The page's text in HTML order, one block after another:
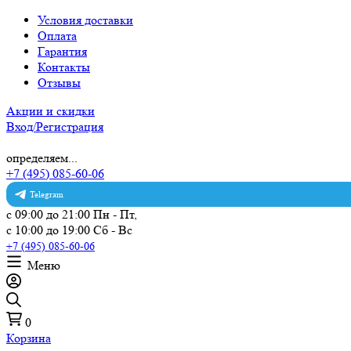
Условия доставки
Оплата
Гарантия
Контакты
Отзывы
Акции и скидки
Вход/Регистрация
определяем...
+7 (495) 085-60-06
Telegram
с 09:00 до 21:00 Пн - Пт,
с 10:00 до 19:00 Сб - Вс
+7 (495) 085-60-06
Меню
0
Корзина